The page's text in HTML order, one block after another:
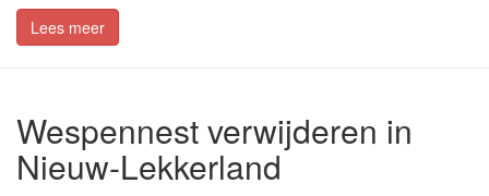
Lees meer
Wespennest verwijderen in
Nieuw-Lekkerland